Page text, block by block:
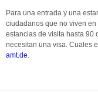
Para una entrada y una
ciudadanos que no viven
estancias de visita hasta 90
necesitan una visa. Cuales
amt.de.